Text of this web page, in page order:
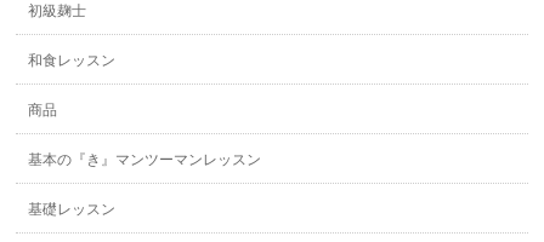
初級麹士
和食レッスン
商品
基本の『き』マンツーマンレッスン
基礎レッスン